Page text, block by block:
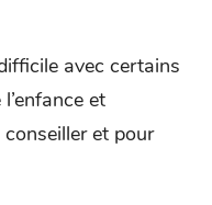
avec certains
et
et pour